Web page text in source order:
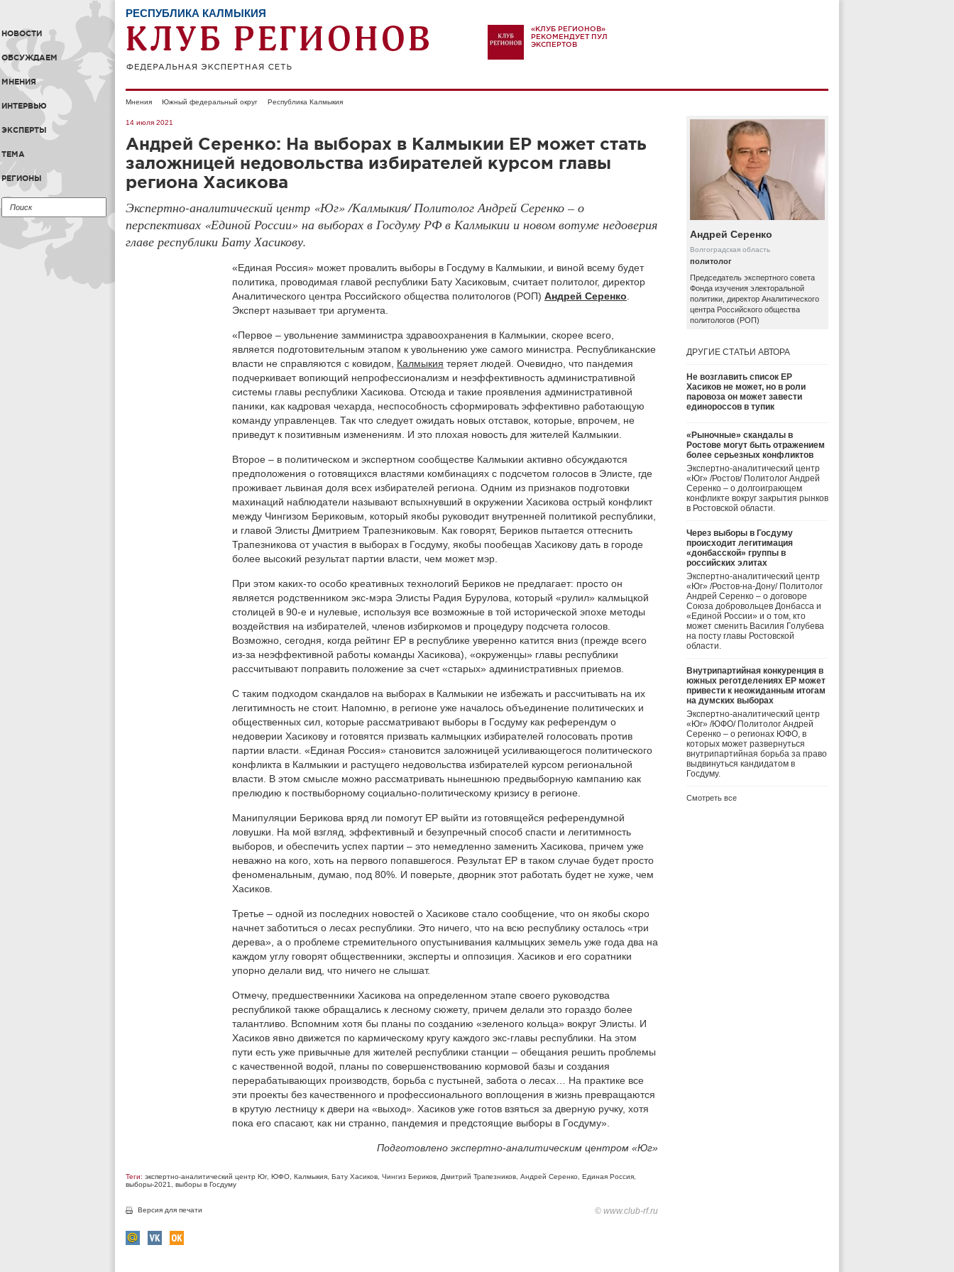
НОВОСТИ
ОБСУЖДАЕМ
МНЕНИЯ
ИНТЕРВЬЮ
ЭКСПЕРТЫ
ТЕМА
РЕГИОНЫ
РЕСПУБЛИКА КАЛМЫКИЯ
«КЛУБ РЕГИОНОВ»
РЕКОМЕНДУЕТ ПУЛ
ЭКСПЕРТОВ
Мнения Южный федеральный округ Республика Калмыкия
14 июля 2021
Андрей Серенко: На выборах в Калмыкии ЕР может стать
заложницей недовольства избирателей курсом главы
региона Хасикова
Экспертно-аналитический центр «Юг» /Калмыкия/ Политолог Андрей Серенко – о
перспективах «Единой России» на выборах в Госдуму РФ в Калмыкии и новом вотуме недоверия
главе республики Бату Хасикову.
«Единая Россия» может провалить выборы в Госдуму в Калмыкии, и виной всему будет
политика, проводимая главой республики Бату Хасиковым, считает политолог, директор
Аналитического центра Российского общества политологов (РОП) Андрей Серенко
Эксперт называет три аргумента.
«Первое – увольнение замминистра здравоохранения в Калмыкии, скорее всего,
является подготовительным этапом к увольнению уже самого министра. Республиканские
власти не справляются с ковидом, Калмыкия теряет людей. Очевидно, что пандемия
подчеркивает вопиющий непрофессионализм и неэффективность административной
системы главы республики Хасикова. Отсюда и такие проявления административной
паники, как кадровая чехарда, неспособность сформировать эффективно работающую
команду управленцев. Так что следует ожидать новых отставок, которые, впрочем, не
приведут к позитивным изменениям. И это плохая новость для жителей Калмыкии.
Второе – в политическом и экспертном сообществе Калмыкии активно обсуждаются
предположения о готовящихся властями комбинациях с подсчетом голосов в Элисте, где
проживает львиная доля всех избирателей региона. Одним из признаков подготовки
махинаций наблюдатели называют вспыхнувший в окружении Хасикова острый конфликт
между Чингизом Бериковым, который якобы руководит внутренней политикой республики,
и главой Элисты Дмитрием Трапезниковым. Как говорят, Бериков пытается оттеснить
Трапезникова от участия в выборах в Госдуму, якобы пообещав Хасикову дать в городе
более высокий результат партии власти, чем может мэр.
При этом каких-то особо креативных технологий Бериков не предлагает: просто он
является родственником экс-мэра Элисты Радия Бурулова, который «рулил» калмыцкой
столицей в 90-е и нулевые, используя все возможные в той исторической эпохе методы
воздействия на избирателей, членов избиркомов и процедуру подсчета голосов.
Возможно, сегодня, когда рейтинг ЕР в республике уверенно катится вниз (прежде всего
из-за неэффективной работы команды Хасикова), «окруженцы» главы республики
рассчитывают поправить положение за счет «старых» административных приемов.
С таким подходом скандалов на выборах в Калмыкии не избежать и рассчитывать на их
легитимность не стоит. Напомню, в регионе уже началось объединение политических и
общественных сил, которые рассматривают выборы в Госдуму как референдум о
недоверии Хасикову и готовятся призвать калмыцких избирателей голосовать против
партии власти. «Единая Россия» становится заложницей усиливающегося политического
конфликта в Калмыкии и растущего недовольства избирателей курсом региональной
власти. В этом смысле можно рассматривать нынешнюю предвыборную кампанию как
прелюдию к поствыборному социально-политическому кризису в регионе.
Манипуляции Берикова вряд ли помогут ЕР выйти из готовящейся референдумной
ловушки. На мой взгляд, эффективный и безупречный способ спасти и легитимность
выборов, и обеспечить успех партии – это немедленно заменить Хасикова, причем уже
неважно на кого, хоть на первого попавшегося. Результат ЕР в таком случае будет просто
феноменальным, думаю, под 80%. И поверьте, дворник этот работать будет не хуже, чем
Хасиков.
Третье – одной из последних новостей о Хасикове стало сообщение, что он якобы скоро
начнет заботиться о лесах республики. Это ничего, что на всю республику осталось «три
дерева», а о проблеме стремительного опустынивания калмыцких земель уже года два на
каждом углу говорят общественники, эксперты и оппозиция. Хасиков и его соратники
упорно делали вид, что ничего не слышат.
Отмечу, предшественники Хасикова на определенном этапе своего руководства
республикой также обращались к лесному сюжету, причем делали это гораздо более
талантливо. Вспомним хотя бы планы по созданию «зеленого кольца» вокруг Элисты. И
Хасиков явно движется по кармическому кругу каждого экс-главы республики. На этом
пути есть уже привычные для жителей республики станции – обещания решить проблемы
с качественной водой, планы по совершенствованию кормовой базы и создания
перерабатывающих производств, борьба с пустыней, забота о лесах… На практике все
эти проекты без качественного и профессионального воплощения в жизнь превращаются
в крутую лестницу к двери на «выход». Хасиков уже готов взяться за дверную ручку, хотя
пока его спасают, как ни странно, пандемия и предстоящие выборы в Госдуму».
Подготовлено экспертно-аналитическим центром «Юг»
Теги: экспертно-аналитический центр Юг, ЮФО Калмыкия Бату Хасиков Чингиз Бериков Дмитрий Трапезников Андрей Серенко Единая Россия
выборы-2021
выборы в Госдуму
Версия для печати © www.club-rf.ru
Андрей Серенко
Волгоградская область
политолог
Председатель экспертного совета
Фонда изучения электоральной
политики, директор Аналитического
центра Российского общества
политологов (РОП)
ДРУГИЕ СТАТЬИ АВТОРА
Не возглавить список ЕР
Хасиков не может, но в роли
паровоза он может завести
единороссов в тупик
«Рыночные» скандалы в
Ростове могут быть отражением
более серьезных конфликтов
Экспертно-аналитический центр
«Юг» /Ростов/ Политолог Андрей
Серенко – о долгоиграющем
конфликте вокруг закрытия рынков
в Ростовской области.
Через выборы в Госдуму
происходит легитимация
«донбасской» группы в
российских элитах
Экспертно-аналитический центр
«Юг» /Ростов-на-Дону/ Политолог
Андрей Серенко – о договоре
Союза добровольцев Донбасса и
«Единой России» и о том, кто
может сменить Василия Голубева
на посту главы Ростовской
области.
Внутрипартийная конкуренция в
южных реготделениях ЕР может
привести к неожиданным итогам
на думских выборах
Экспертно-аналитический центр
«Юг» /ЮФО/ Политолог Андрей
Серенко – о регионах ЮФО, в
которых может развернуться
внутрипартийная борьба за право
выдвинуться кандидатом в
Госдуму.
Смотреть все